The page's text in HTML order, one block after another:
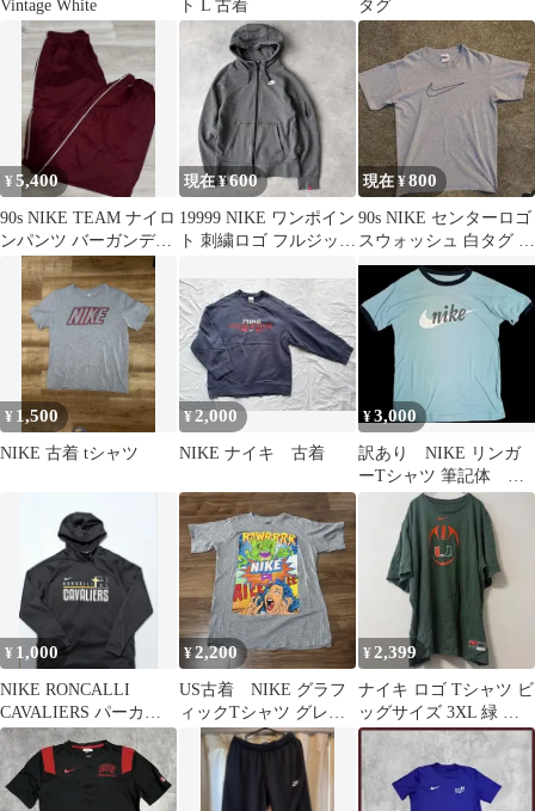
Vintage White
ト L 古着
タグ
¥5,400
90s NIKE TEAM ナイロ
ンパンツ バーガンディ
現在 ¥600
19999 NIKE ワンポイン
ト 刺繍ロゴ フルジップ
現在 ¥800
90s NIKE センターロゴ
スウォッシュ 白タグ ヴ
ィンテージ 短丈 y2k
¥ 1,500
NIKE 古着 tシャツ
¥2,000
NIKE ナイキ 古着
¥3,000
訳あり NIKE リンガ
ーTシャツ 筆記体 ラ
イトブルー 90〜00s
¥ 1,000
NIKE RONCALLI
CAVALIERS パーカー
ブラック
¥2,200
US古着 NIKE グラフ
ィックTシャツ グレー
XL
¥2,399
ナイキ ロゴ Tシャツ ビ
ッグサイズ 3XL 緑 ア
メカジ スポーツ ストリ
ート